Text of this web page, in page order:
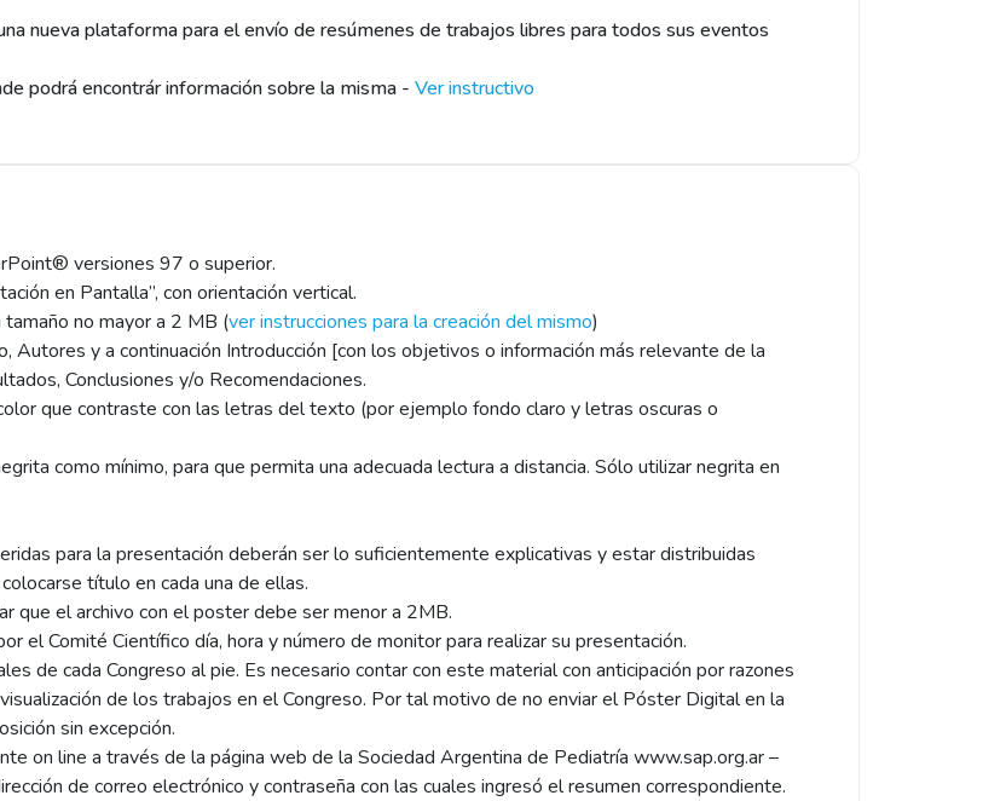
nueva plataforma para el envío de resúmenes de trabajos libres para todos sus eventos
podrá encontrár información sobre la misma - Ver instructivo
versiones 97 o superior.
en Pantalla”, con orientación vertical.
no mayor a 2 MB (ver instrucciones para la creación del mismo)
Autores y a continuación Introducción [con los objetivos o información más relevante de la
Conclusiones y/o Recomendaciones.
que contraste con las letras del texto (por ejemplo fondo claro y letras oscuras o
como mínimo, para que permita una adecuada lectura a distancia. Sólo utilizar negrita en
para la presentación deberán ser lo suficientemente explicativas y estar distribuidas
título en cada una de ellas.
que el archivo con el poster debe ser menor a 2MB.
el Comité Científico día, hora y número de monitor para realizar su presentación.
de cada Congreso al pie. Es necesario contar con este material con anticipación por razones
de los trabajos en el Congreso. Por tal motivo de no enviar el Póster Digital en la
sin excepción.
on line a través de la página web de la Sociedad Argentina de Pediatría www.sap.org.ar –
de correo electrónico y contraseña con las cuales ingresó el resumen correspondiente.